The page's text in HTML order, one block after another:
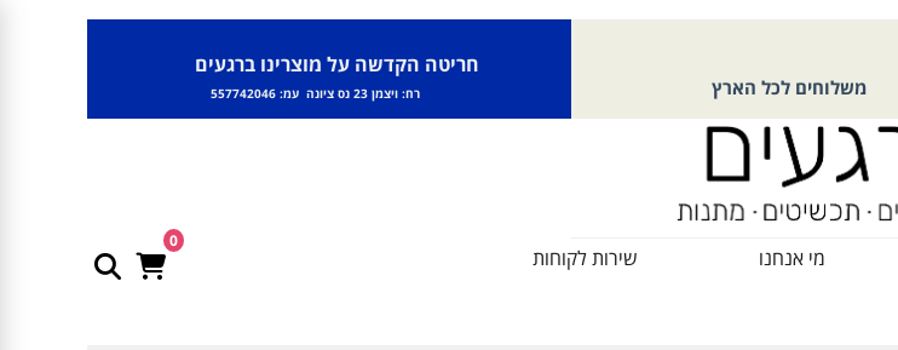
משלוחים לכל הארץ
חריטה הקדשה על מוצרינו ברגעים
רח: ויצמן 23 נס ציונה עמ: 557742046
0
מי אנחנו שירות לקוחות